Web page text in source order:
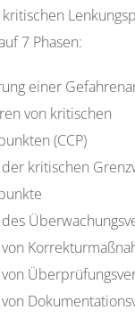
7 Phasen:
einer
von kritischen
(CCP)
der kritischen